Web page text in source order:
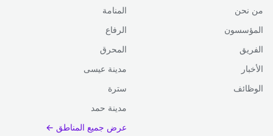
من نحن
المؤسسون
الفريق
الأخبار
الوظائف
المنامة
الرفاع
المحرق
مدينة عيسى
سترة
مدينة حمد
عرض جميع المناطق ←